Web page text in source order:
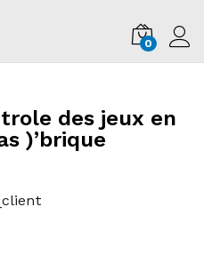
0
des jeux en
)’brique